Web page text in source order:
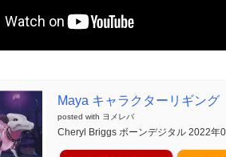
Maya キャラクターリギング
posted with ヨメレバ
Cheryl Briggs ボーンデジタル 2022年